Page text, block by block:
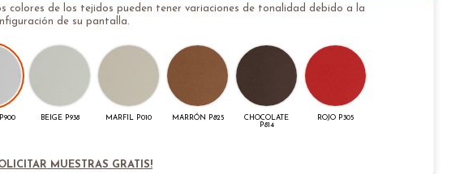
colores de los tejidos pueden tener variaciones de tonalidad debido a la
de su pantalla.
BEIGE P938 MARFIL P010 MARRÓN P825
CHOCOLATE
P814
ROJO P305
MUESTRAS GRATIS!